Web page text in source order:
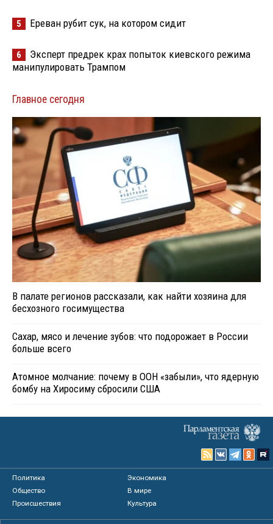
5 Ереван рубит сук, на котором сидит
6
Эксперт предрек крах попыток киевского режима
манипулировать Трампом
Главное сегодня
В палате регионов рассказали, как найти хозяина для
бесхозного госимущества
Сахар, мясо и лечение зубов: что подорожает в России
больше всего
Атомное молчание: почему в ООН «забыли», что ядерную
бомбу на Хиросиму сбросили США
Политика
Экономика
Общество
В мире
Происшествия
Культура